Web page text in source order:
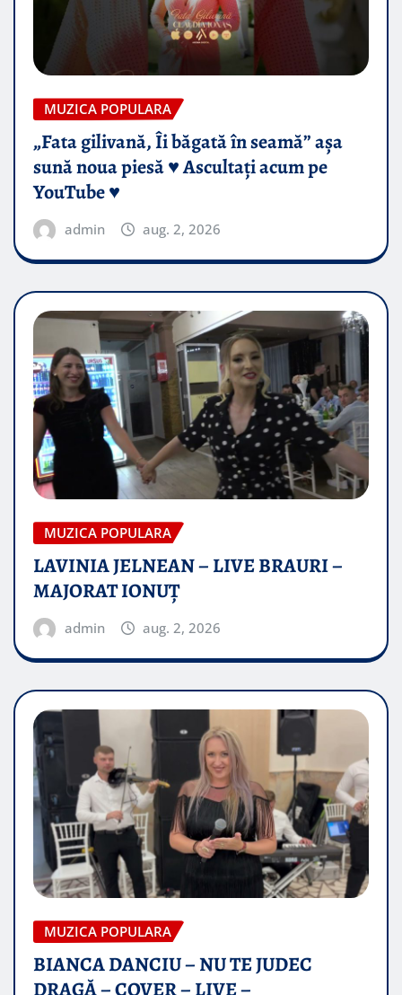
MUZICA POPULARA
„Fata gilivană, Îi băgată în seamă” așa
sună noua piesă ♥️ Ascultați acum pe
YouTube ♥️
admin aug. 2, 2026
MUZICA POPULARA
LAVINIA JELNEAN – LIVE BRAURI –
MAJORAT IONUŢ
admin aug. 2, 2026
MUZICA POPULARA
BIANCA DANCIU – NU TE JUDEC
DRAGĂ – COVER – LIVE –